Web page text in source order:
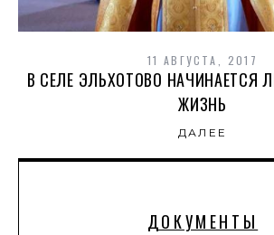
ДОКУМЕНТЫ
11 АВГУСТА, 2017
В СЕЛЕ ЭЛЬХОТОВО НАЧИНАЕТСЯ
ЖИЗНЬ
ДАЛЕЕ